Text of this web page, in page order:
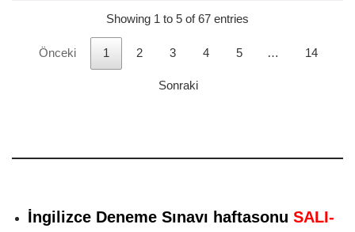
Showing 1 to 5 of 67 entries
Önceki 1 2 3 4 5 … 14
Sonraki
İngilizce Deneme Sınavı haftasonu SALI-